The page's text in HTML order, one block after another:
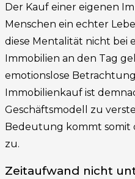
Der Kauf einer eigenen
Menschen ein echter
diese Mentalität nicht bei
Immobilien an den Tag
emotionslose
Immobilienkauf ist
Geschäftsmodell zu
Bedeutung kommt somit
zu.
Zeitaufwand nicht